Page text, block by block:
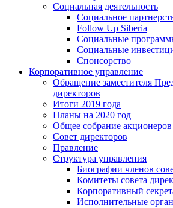
Социальная деятельность
Социальное
Follow Up Siberia
Социальные
Социальные
Спонсорство
Корпоративное управление
Обращение заместителя
директоров
Итоги 2019 года
Планы на 2020 год
Общее собрание акционеров
Совет директоров
Правление
Структура управления
Биографии членов
Комитеты совета
Корпоративный
Исполнительные